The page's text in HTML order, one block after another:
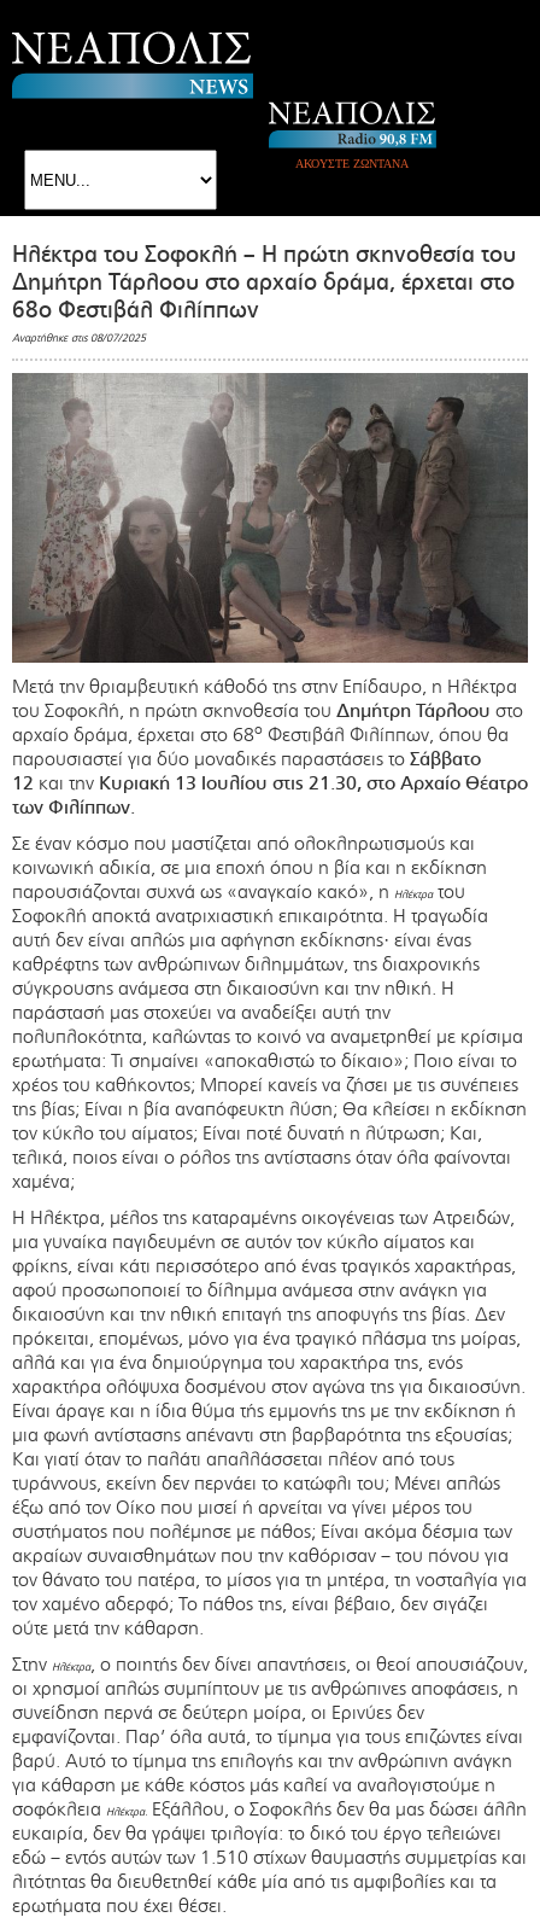
ΑΚΟΥΣΤΕ ΖΩΝΤΑΝΑ
Ηλέκτρα του Σοφοκλή – Η πρώτη σκηνοθεσία του
Δημήτρη Τάρλοου στο αρχαίο δράμα, έρχεται στο
68ο Φεστιβάλ Φιλίππων
Αναρτήθηκε στις 08/07/2025
Μετά την θριαμβευτική κάθοδό της στην Επίδαυρο, η Ηλέκτρα
του Σοφοκλή, η πρώτη σκηνοθεσία του Δημήτρη Τάρλοου στο
αρχαίο δράμα, έρχεται στο 68ο Φεστιβάλ Φιλίππων, όπου θα
παρουσιαστεί για δύο μοναδικές παραστάσεις το Σάββατο
12 και την Κυριακή 13 Ιουλίου στις 21.30, στο Αρχαίο Θέατρο
των Φιλίππων.
Σε έναν κόσμο που μαστίζεται από ολοκληρωτισμούς και
κοινωνική αδικία, σε μια εποχή όπου η βία και η εκδίκηση
παρουσιάζονται συχνά ως «αναγκαίο κακό», η Ηλέκτρατου
Σοφοκλή αποκτά ανατριχιαστική επικαιρότητα. Η τραγωδία
αυτή δεν είναι απλώς μια αφήγηση εκδίκησης· είναι ένας
καθρέφτης των ανθρώπινων διλημμάτων, της διαχρονικής
σύγκρουσης ανάμεσα στη δικαιοσύνη και την ηθική. Η
παράστασή μας στοχεύει να αναδείξει αυτή την
πολυπλοκότητα, καλώντας το κοινό να αναμετρηθεί με κρίσιμα
ερωτήματα: Τι σημαίνει «αποκαθιστώ το δίκαιο»; Ποιο είναι το
χρέος του καθήκοντος; Μπορεί κανείς να ζήσει με τις συνέπειες
της βίας; Είναι η βία αναπόφευκτη λύση; Θα κλείσει η εκδίκηση
τον κύκλο του αίματος; Είναι ποτέ δυνατή η λύτρωση; Και,
τελικά, ποιος είναι ο ρόλος της αντίστασης όταν όλα φαίνονται
χαμένα;
Η Ηλέκτρα, μέλος της καταραμένης οικογένειας των Ατρειδών,
μια γυναίκα παγιδευμένη σε αυτόν τον κύκλο αίματος και
φρίκης, είναι κάτι περισσότερο από ένας τραγικός χαρακτήρας,
αφού προσωποποιεί το δίλημμα ανάμεσα στην ανάγκη για
δικαιοσύνη και την ηθική επιταγή της αποφυγής της βίας. Δεν
πρόκειται, επομένως, μόνο για ένα τραγικό πλάσμα της μοίρας,
αλλά και για ένα δημιούργημα του χαρακτήρα της, ενός
χαρακτήρα ολόψυχα δοσμένου στον αγώνα της για δικαιοσύνη.
Είναι άραγε και η ίδια θύμα τής εμμονής της με την εκδίκηση ή
μια φωνή αντίστασης απέναντι στη βαρβαρότητα της εξουσίας;
Και γιατί όταν το παλάτι απαλλάσσεται πλέον από τους
τυράννους, εκείνη δεν περνάει το κατώφλι του; Μένει απλώς
έξω από τον Οίκο που μισεί ή αρνείται να γίνει μέρος του
συστήματος που πολέμησε με πάθος; Είναι ακόμα δέσμια των
ακραίων συναισθημάτων που την καθόρισαν – του πόνου για
τον θάνατο του πατέρα, το μίσος για τη μητέρα, τη νοσταλγία για
τον χαμένο αδερφό; Το πάθος της, είναι βέβαιο, δεν σιγάζει
ούτε μετά την κάθαρση.
Στην Ηλέκτρα, ο ποιητής δεν δίνει απαντήσεις, οι θεοί απουσιάζουν,
οι χρησμοί απλώς συμπίπτουν με τις ανθρώπινες αποφάσεις, η
συνείδηση περνά σε δεύτερη μοίρα, οι Ερινύες δεν
εμφανίζονται. Παρ’ όλα αυτά, το τίμημα για τους επιζώντες είναι
βαρύ. Αυτό το τίμημα της επιλογής και την ανθρώπινη ανάγκη
για κάθαρση με κάθε κόστος μάς καλεί να αναλογιστούμε η
σοφόκλεια Ηλέκτρα. Εξάλλου, ο Σοφοκλής δεν θα μας δώσει άλλη
ευκαιρία, δεν θα γράψει τριλογία: το δικό του έργο τελειώνει
εδώ – εντός αυτών των 1.510 στίχων θαυμαστής συμμετρίας και
λιτότητας θα διευθετηθεί κάθε μία από τις αμφιβολίες και τα
ερωτήματα που έχει θέσει.